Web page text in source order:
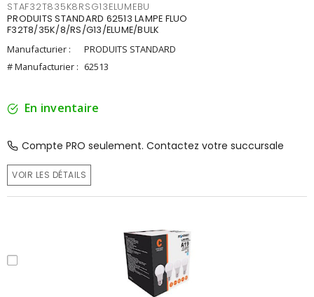
STAF32T835K8RSG13ELUMEBU
PRODUITS STANDARD 62513 LAMPE FLUO
F32T8/35K/8/RS/G13/ELUME/BULK
Manufacturier :
PRODUITS STANDARD
# Manufacturier : 62513
En inventaire
Compte PRO seulement. Contactez votre succursale
VOIR LES DÉTAILS